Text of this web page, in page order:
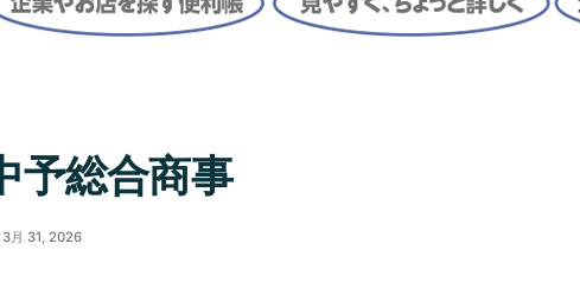
予総合商事
3月 31, 2026